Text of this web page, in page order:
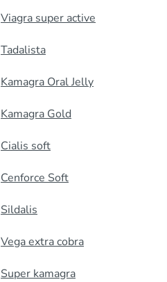
Viagra super active
Tadalista
Kamagra Oral Jelly
Kamagra Gold
Cialis soft
Cenforce Soft
Sildalis
Vega extra cobra
Super kamagra